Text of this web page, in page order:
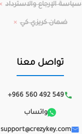
سياسة الإرجاع والاسترداد
ضمان كريزي كي
تواصل معنا
+966 560 492 549
واتساب
support@crezykey.com